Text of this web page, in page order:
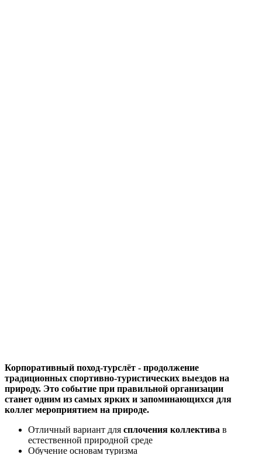
Корпоративный поход-турслёт - продолжение
традиционных спортивно-туристических выездов на
природу. Это событие при правильной организации
станет одним из самых ярких и запоминающихся для
коллег мероприятием на природе.
Отличный вариант для сплочения коллектива в
естественной природной среде
Обучение основам туризма